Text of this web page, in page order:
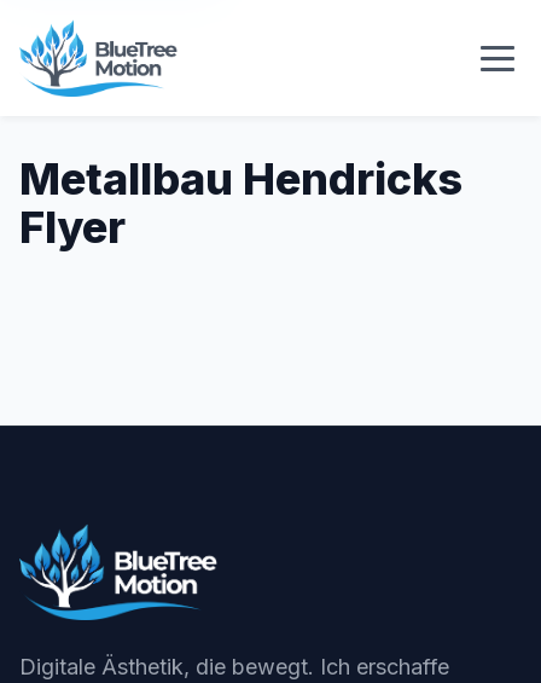
Metallbau Hendricks
Flyer
Digitale Ästhetik, die bewegt. Ich erschaffe